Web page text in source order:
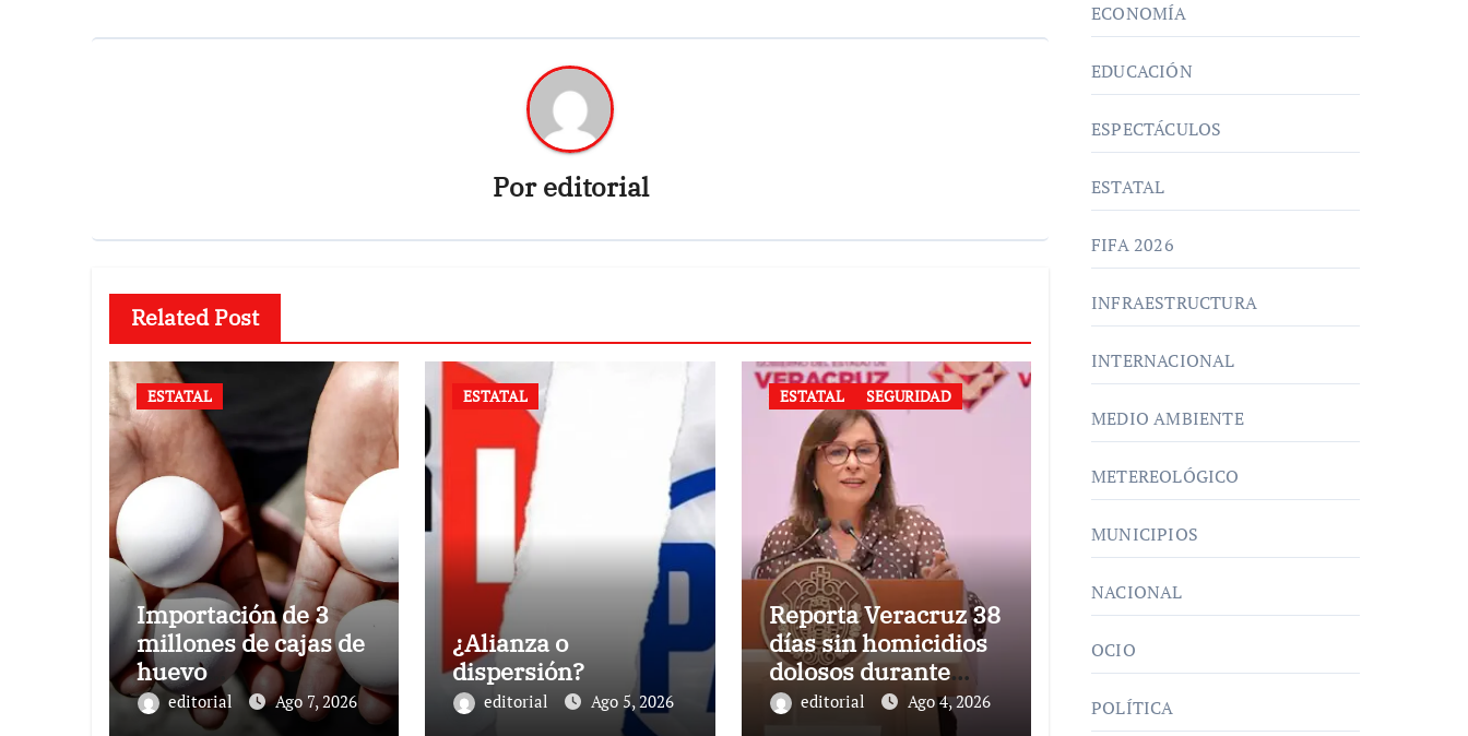
Poreditorial
Related Post
ESTATAL
Importación de 3
millones de cajas de
huevo
estadounidense
provoca desplome
editorial Ago 7, 2026
ESTATAL
¿Alianza o
dispersión?
editorial Ago 5, 2026
ESTATAL SEGURIDAD
Reporta Veracruz 38
días sin homicidios
dolosos durante
2026editorial Ago 4, 2026
ECONOMÍA
EDUCACIÓN
ESPECTÁCULOS
ESTATAL
FIFA 2026
INFRAESTRUCTURA
INTERNACIONAL
MEDIO AMBIENTE
METEREOLÓGICO
MUNICIPIOS
NACIONAL
OCIO
POLÍTICA